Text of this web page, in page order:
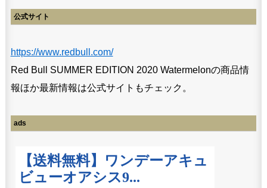
公式サイト
https://www.redbull.com/
Red Bull SUMMER EDITION 2020 Watermelonの商品情
報ほか最新情報は公式サイトもチェック。
ads